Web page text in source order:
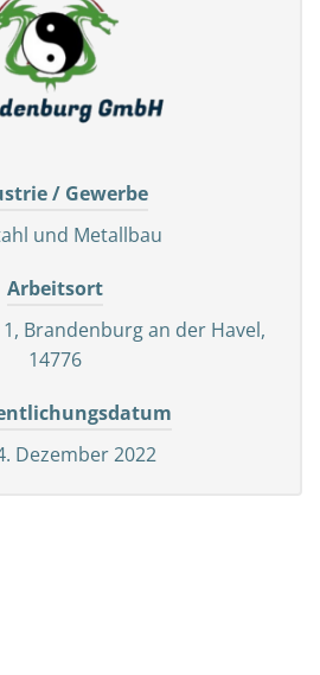
/ Gewerbe
und Metallbau
Arbeitsort
Brandenburg an der Havel,
14776
Dezember 2022